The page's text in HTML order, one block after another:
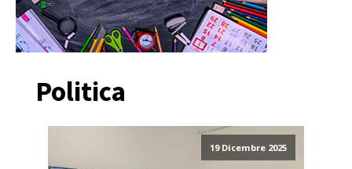
Politica
19 Dicembre 2025